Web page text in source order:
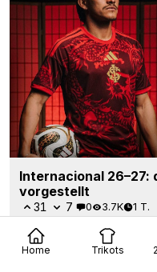
Home Trikots
Internacional 26–27:
vorgestellt
31 7 0 3.7K 1 T.